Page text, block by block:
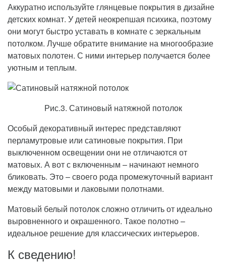
Аккуратно используйте глянцевые покрытия в дизайне
детских комнат. У детей неокрепшая психика, поэтому
они могут быстро уставать в комнате с зеркальным
потолком. Лучше обратите внимание на многообразие
матовых полотен. С ними интерьер получается более
уютным и теплым.
Рис.3. Сатиновый натяжной потолок
Особый декоративный интерес представляют
перламутровые или сатиновые покрытия. При
выключенном освещении они не отличаются от
матовых. А вот с включенным – начинают немного
бликовать. Это – своего рода промежуточный вариант
между матовыми и лаковыми полотнами.
Матовый белый потолок сложно отличить от идеально
выровненного и окрашенного. Такое полотно –
идеальное решение для классических интерьеров.
К сведению!